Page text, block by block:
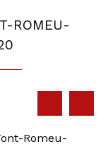
ROMEU-